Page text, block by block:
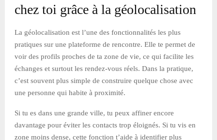
chez toi grâce à la géolocalisation
La géolocalisation est l’une des fonctionnalités les plus
pratiques sur une plateforme de rencontre. Elle te permet de
voir des profils proches de ta zone de vie, ce qui facilite les
échanges et surtout les rendez-vous réels. Dans la pratique,
c’est souvent plus simple de construire quelque chose avec
une personne qui habite à proximité.
Si tu es dans une grande ville, tu peux affiner encore
davantage pour éviter les contacts trop éloignés. Si tu vis en
zone moins dense, cette fonction t’aide à identifier plus